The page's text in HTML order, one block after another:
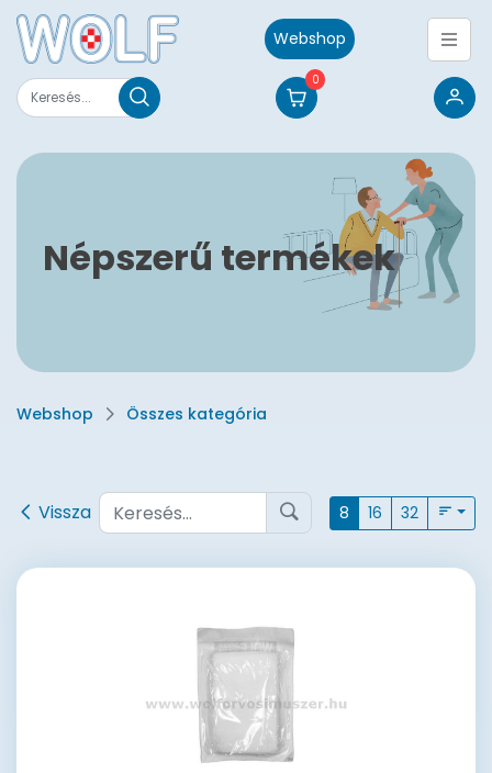
Webshop
0
Népszerű termékek
Webshop Összes kategória
Vissza 8 16 32